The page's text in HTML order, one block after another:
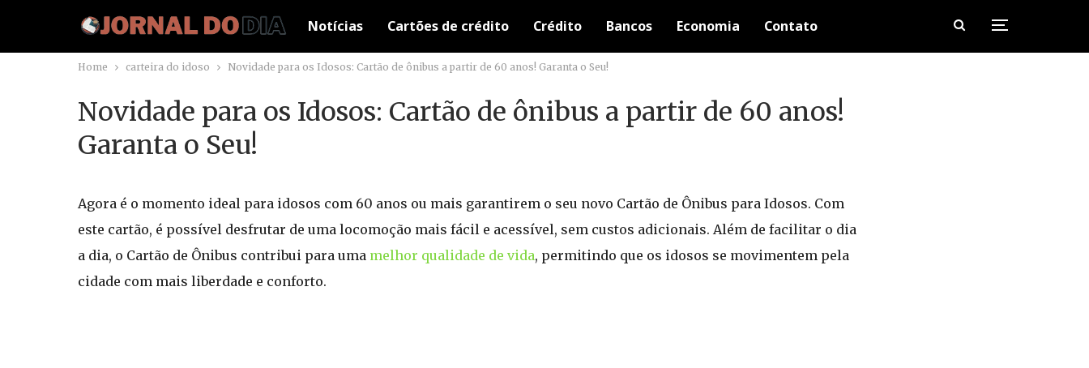
Notícias Cartões de crédito Crédito Bancos Economia Contato
Home carteira do idoso Novidade para os Idosos: Cartão de ônibus a partir de 60 anos! Garanta o Seu!
Novidade para os Idosos: Cartão de ônibus a partir de 60 anos!
Garanta o Seu!
Agora é o momento ideal para idosos com 60 anos ou mais garantirem o seu novo Cartão de Ônibus para Idosos. Com
este cartão, é possível desfrutar de uma locomoção mais fácil e acessível, sem custos adicionais. Além de facilitar o dia
a dia, o Cartão de Ônibus contribui para uma melhor qualidade de vida, permitindo que os idosos se movimentem pela
cidade com mais liberdade e conforto.